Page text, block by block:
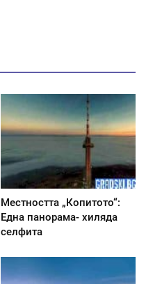
Местността „Копитото“:
Една панорама- хиляда
селфита